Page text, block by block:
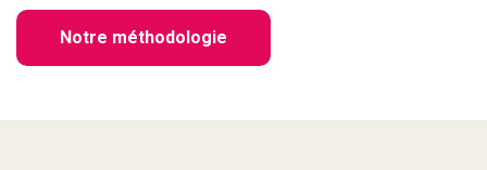
Notre méthodologie